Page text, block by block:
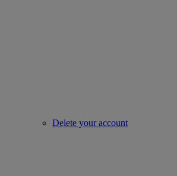
Delete your account